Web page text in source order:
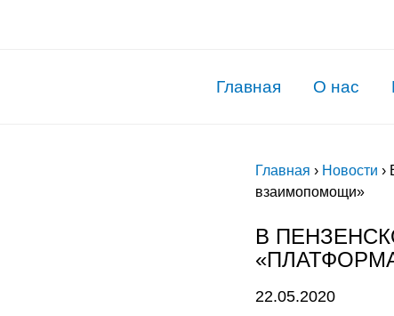
Главная О нас
Главная › Новости ›
взаимопомощи»
В
22.05.2020